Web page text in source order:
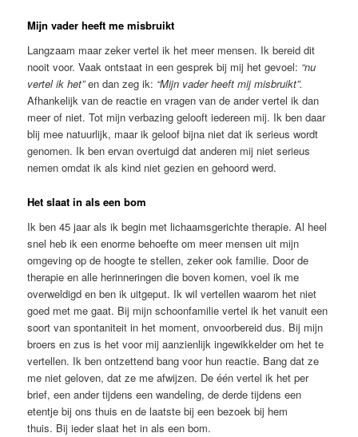
Mijn vader heeft me misbruikt
Langzaam maar zeker vertel ik het meer mensen. Ik bereid dit
nooit voor. Vaak ontstaat in een gesprek bij mij het gevoel: “nu
vertel ik het”en dan zeg ik: “Mijn vader heeft mij misbruikt”.
Afhankelijk van de reactie en vragen van de ander vertel ik dan
meer of niet. Tot mijn verbazing gelooft iedereen mij. Ik ben daar
blij mee natuurlijk, maar ik geloof bijna niet dat ik serieus wordt
genomen. Ik ben ervan overtuigd dat anderen mij niet serieus
nemen omdat ik als kind niet gezien en gehoord werd.
Het slaat in als een bom
Ik ben 45 jaar als ik begin met lichaamsgerichte therapie. Al heel
snel heb ik een enorme behoefte om meer mensen uit mijn
omgeving op de hoogte te stellen, zeker ook familie. Door de
therapie en alle herinneringen die boven komen, voel ik me
overweldigd en ben ik uitgeput. Ik wil vertellen waarom het niet
goed met me gaat. Bij mijn schoonfamilie vertel ik het vanuit een
soort van spontaniteit in het moment, onvoorbereid dus. Bij mijn
broers en zus is het voor mij aanzienlijk ingewikkelder om het te
vertellen. Ik ben ontzettend bang voor hun reactie. Bang dat ze
me niet geloven, dat ze me afwijzen. De één vertel ik het per
brief, een ander tijdens een wandeling, de derde tijdens een
etentje bij ons thuis en de laatste bij een bezoek bij hem
thuis. Bij ieder slaat het in als een bom.